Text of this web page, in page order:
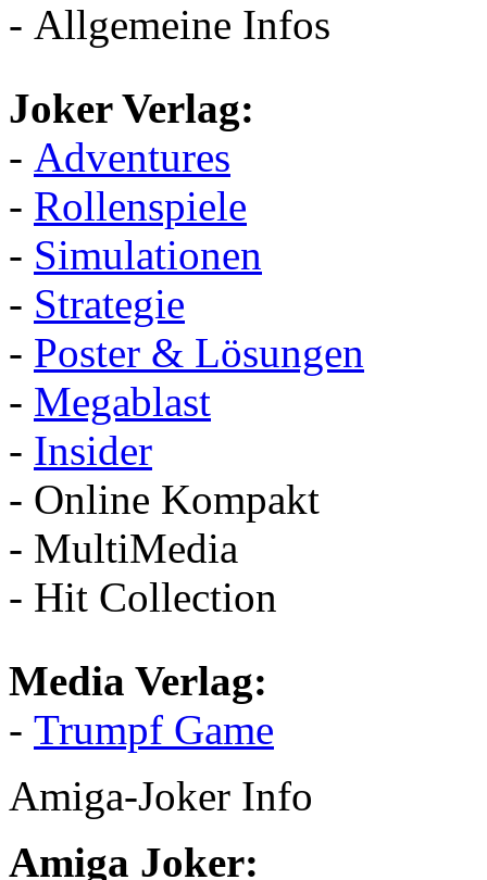
- Allgemeine Infos
Joker Verlag:
- Adventures
- Rollenspiele
- Simulationen
- Strategie
- Poster & Lösungen
- Megablast
- Insider
- Online Kompakt
- MultiMedia
- Hit Collection
Media Verlag:
- Trumpf Game
Amiga-Joker Info
Amiga Joker: